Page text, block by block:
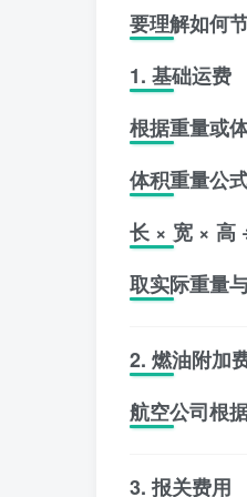
要理解如何
1. 基础运费
根据重量或
体积重量公
长 × 宽 × 高
取实际重量
2. 燃油附加
航空公司根
3. 报关费用